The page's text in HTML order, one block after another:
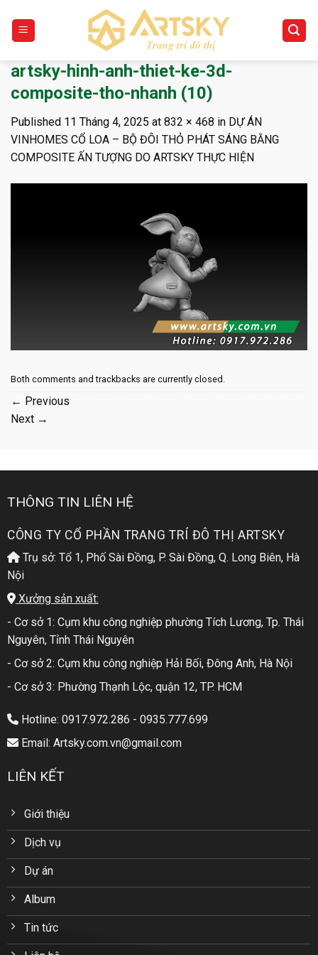
content
artsky-hinh-anh-thiet-ke-3d-
composite-tho-nhanh (10)
Published 11 Tháng 4, 2025 at 832 × 468 in DỰ ÁN
VINHOMES CỔ LOA – BỘ ĐÔI THỎ PHÁT SÁNG BẰNG
COMPOSITE ẤN TƯỢNG DO ARTSKY THỰC HIỆN
Both comments and trackbacks are currently closed.
← Previous
Next →
THÔNG TIN LIÊN HỆ
CÔNG TY CỔ PHẦN TRANG TRÍ ĐÔ THỊ ARTSKY
Trụ sở: Tổ 1, Phố Sài Đồng, P. Sài Đồng, Q. Long Biên, Hà
Nội
Xưởng sản xuất:
- Cơ sở 1: Cụm khu công nghiệp phường Tích Lương, Tp. Thái
Nguyên, Tỉnh Thái Nguyên
- Cơ sở 2: Cụm khu công nghiệp Hải Bối, Đông Anh, Hà Nội
- Cơ sở 3: Phường Thạnh Lộc, quận 12, TP. HCM
Hotline: 0917.972.286 - 0935.777.699
Email: Artsky.com.vn@gmail.com
LIÊN KẾT
Giới thiệu
Dịch vụ
Dự án
Album
Tin tức